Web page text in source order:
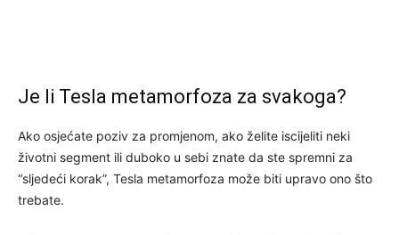
Je li Tesla metamorfoza za svakoga?
Ako osjećate poziv za promjenom, ako želite iscijeliti neki
životni segment ili duboko u sebi znate da ste spremni za
“sljedeći korak”, Tesla metamorfoza može biti upravo ono što
trebate.